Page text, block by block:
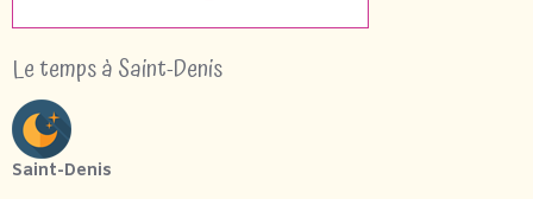
Le temps à Saint-Denis
Saint-Denis